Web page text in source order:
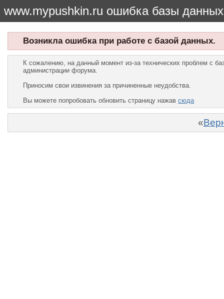
www.mypushkin.ru ошибка базы данных
Возникла ошибка при работе с базой данных.
К сожалению, на данный момент из-за технических проблем с
администрации форума.
Приносим свои извинения за причиненные неудобства.
Вы можете попробовать обновить страницу нажав сюда
«